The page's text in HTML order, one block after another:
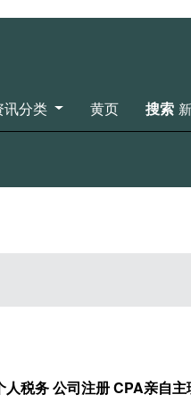
讯分类 黄页 搜索
税务 公司注册 CPA亲自